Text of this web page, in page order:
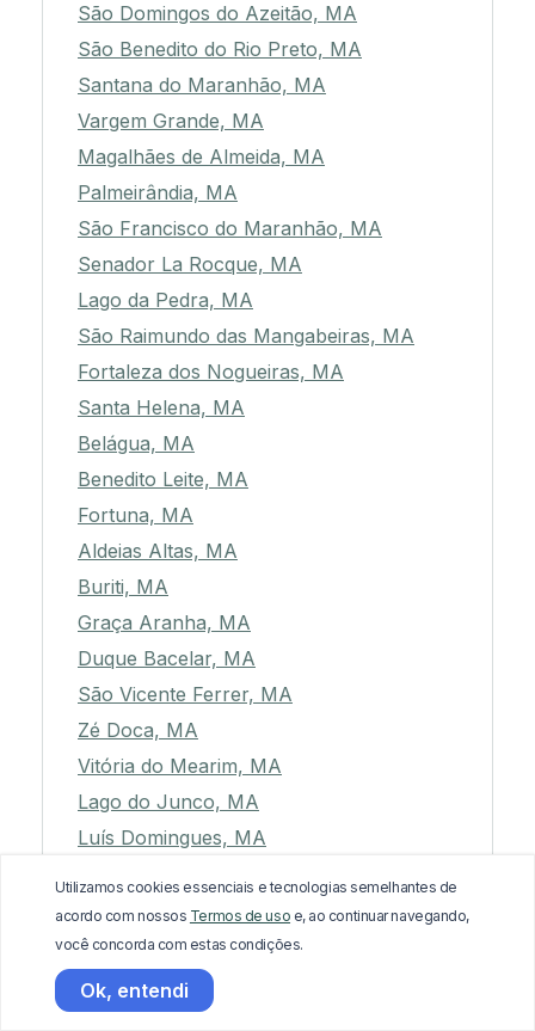
São Domingos do Azeitão, MA
São Benedito do Rio Preto, MA
Santana do Maranhão, MA
Vargem Grande, MA
Magalhães de Almeida, MA
Palmeirândia, MA
São Francisco do Maranhão, MA
Senador La Rocque, MA
Lago da Pedra, MA
São Raimundo das Mangabeiras, MA
Fortaleza dos Nogueiras, MA
Santa Helena, MA
Belágua, MA
Benedito Leite, MA
Fortuna, MA
Aldeias Altas, MA
Buriti, MA
Graça Aranha, MA
Duque Bacelar, MA
São Vicente Ferrer, MA
Zé Doca, MA
Vitória do Mearim, MA
Lago do Junco, MA
Luís Domingues, MA
Lago dos Rodrigues, MA
Itinga do Maranhão, MA
Passagem Franca, MA
Cachoeira Grande, MA
Utilizamos cookies essenciais e tecnologias semelhantes de
acordo com nossos Termos de uso e, ao continuar navegando,
você concorda com estas condições.
Ok, entendi